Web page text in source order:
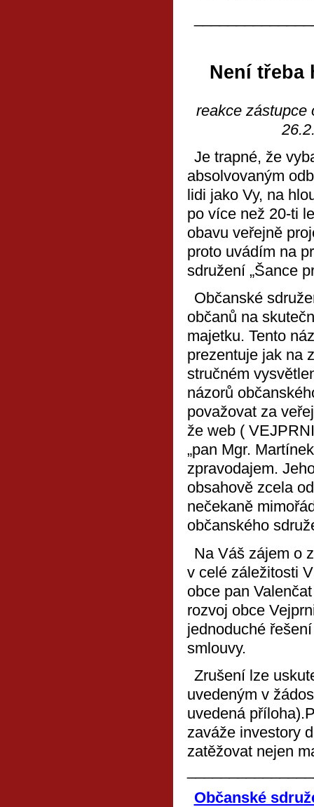
Není třeba
reakce zástupce
Je trapné, že
absolvovaným
lidi jako Vy, na
po více než 20-ti
obavu veřejně
proto uvádím na
sdružení „Šance
Občanské
občanů na
majetku. Tento
prezentuje jak na
stručném
názorů
považovat za
že web (
„pan Mgr.
zpravodajem.
obsahově zcela
nečekaně
občanského
Na Váš zájem o
v celé záležitosti
obce pan
rozvoj obce
jednoduché
smlouvy.
Zrušení lze
uvedeným v
uvedená příloha).
zaváže investory
zatěžovat nejen
Občanské